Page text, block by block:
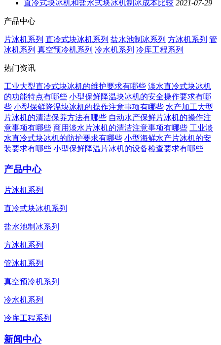
直冷式块冰机和盐水式块冰机制冰成本比较 2021-07-29
产品中心
片冰机系列 直冷式块冰机系列 盐水池制冰系列 方冰机系列 管
冰机系列 真空预冷机系列 冷水机系列 冷库工程系列
热门资讯
工业大型直冷式块冰机的维护要求有哪些 淡水直冷式块冰机
的功能特点有哪些 小型保鲜降温块冰机的安全操作要求有哪
些 小型保鲜降温块冰机的操作注意事项有哪些 水产加工大型
片冰机的清洁保养方法有哪些 自动水产保鲜片冰机的操作注
意事项有哪些 商用淡水片冰机的清洁注意事项有哪些 工业淡
水直冷式块冰机的防护要求有哪些 小型海鲜水产片冰机的安
装要求有哪些 小型保鲜降温片冰机的设备检查要求有哪些
产品中心
片冰机系列
直冷式块冰机系列
盐水池制冰系列
方冰机系列
管冰机系列
真空预冷机系列
冷水机系列
冷库工程系列
新闻中心